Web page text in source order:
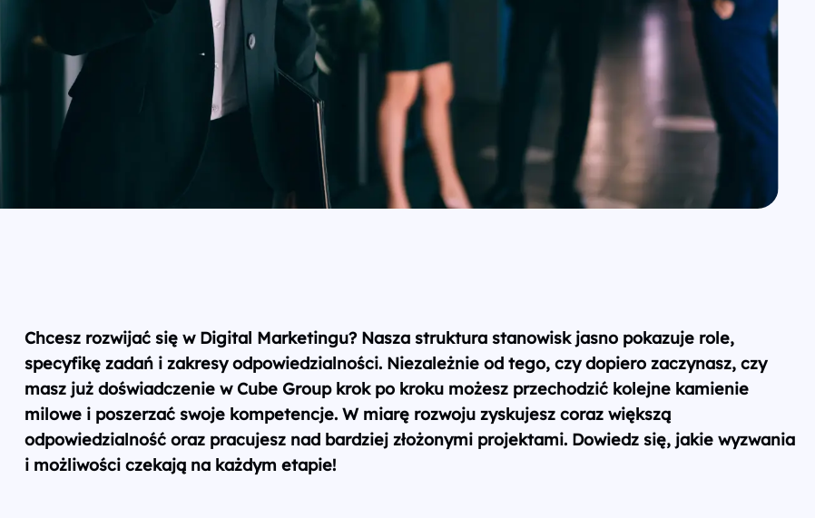
Chcesz rozwijać się w Digital Marketingu? Nasza struktura stanowisk jasno pokazuje role,
specyfikę zadań i zakresy odpowiedzialności. Niezależnie od tego, czy dopiero zaczynasz, czy
masz już doświadczenie w Cube Group krok po kroku możesz przechodzić kolejne kamienie
milowe i poszerzać swoje kompetencje. W miarę rozwoju zyskujesz coraz większą
odpowiedzialność oraz pracujesz nad bardziej złożonymi projektami. Dowiedz się, jakie wyzwania
i możliwości czekają na każdym etapie!